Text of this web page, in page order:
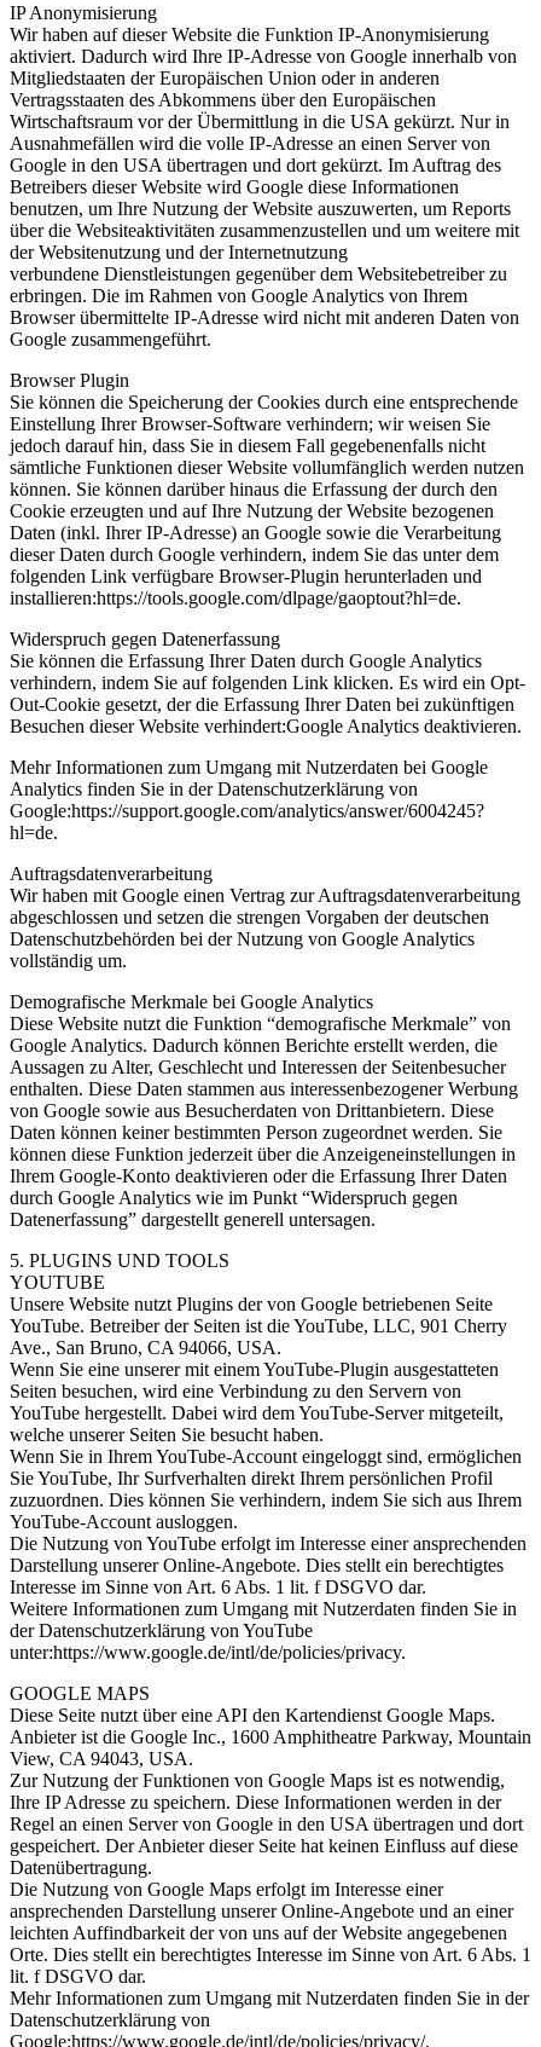
IP Anonymisierung
Wir haben auf dieser Website die Funktion IP-Anonymisierung
aktiviert. Dadurch wird Ihre IP-Adresse von Google innerhalb von
Mitgliedstaaten der Europäischen Union oder in anderen
Vertragsstaaten des Abkommens über den Europäischen
Wirtschaftsraum vor der Übermittlung in die USA gekürzt. Nur in
Ausnahmefällen wird die volle IP-Adresse an einen Server von
Google in den USA übertragen und dort gekürzt. Im Auftrag des
Betreibers dieser Website wird Google diese Informationen
benutzen, um Ihre Nutzung der Website auszuwerten, um Reports
über die Websiteaktivitäten zusammenzustellen und um weitere mit
der Websitenutzung und der Internetnutzung
verbundene Dienstleistungen gegenüber dem Websitebetreiber zu
erbringen. Die im Rahmen von Google Analytics von Ihrem
Browser übermittelte IP-Adresse wird nicht mit anderen Daten von
Google zusammengeführt.
Browser Plugin
Sie können die Speicherung der Cookies durch eine entsprechende
Einstellung Ihrer Browser-Software verhindern; wir weisen Sie
jedoch darauf hin, dass Sie in diesem Fall gegebenenfalls nicht
sämtliche Funktionen dieser Website vollumfänglich werden nutzen
können. Sie können darüber hinaus die Erfassung der durch den
Cookie erzeugten und auf Ihre Nutzung der Website bezogenen
Daten (inkl. Ihrer IP-Adresse) an Google sowie die Verarbeitung
dieser Daten durch Google verhindern, indem Sie das unter dem
folgenden Link verfügbare Browser-Plugin herunterladen und
installieren:https://tools.google.com/dlpage/gaoptout?hl=de.
Widerspruch gegen Datenerfassung
Sie können die Erfassung Ihrer Daten durch Google Analytics
verhindern, indem Sie auf folgenden Link klicken. Es wird ein Opt-
Out-Cookie gesetzt, der die Erfassung Ihrer Daten bei zukünftigen
Besuchen dieser Website verhindert:Google Analytics deaktivieren.
Mehr Informationen zum Umgang mit Nutzerdaten bei Google
Analytics finden Sie in der Datenschutzerklärung von
Google:https://support.google.com/analytics/answer/6004245?
hl=de.
Auftragsdatenverarbeitung
Wir haben mit Google einen Vertrag zur Auftragsdatenverarbeitung
abgeschlossen und setzen die strengen Vorgaben der deutschen
Datenschutzbehörden bei der Nutzung von Google Analytics
vollständig um.
Demografische Merkmale bei Google Analytics
Diese Website nutzt die Funktion “demografische Merkmale” von
Google Analytics. Dadurch können Berichte erstellt werden, die
Aussagen zu Alter, Geschlecht und Interessen der Seitenbesucher
enthalten. Diese Daten stammen aus interessenbezogener Werbung
von Google sowie aus Besucherdaten von Drittanbietern. Diese
Daten können keiner bestimmten Person zugeordnet werden. Sie
können diese Funktion jederzeit über die Anzeigeneinstellungen in
Ihrem Google-Konto deaktivieren oder die Erfassung Ihrer Daten
durch Google Analytics wie im Punkt “Widerspruch gegen
Datenerfassung” dargestellt generell untersagen.
5. PLUGINS UND TOOLS
YOUTUBE
Unsere Website nutzt Plugins der von Google betriebenen Seite
YouTube. Betreiber der Seiten ist die YouTube, LLC, 901 Cherry
Ave., San Bruno, CA 94066, USA.
Wenn Sie eine unserer mit einem YouTube-Plugin ausgestatteten
Seiten besuchen, wird eine Verbindung zu den Servern von
YouTube hergestellt. Dabei wird dem YouTube-Server mitgeteilt,
welche unserer Seiten Sie besucht haben.
Wenn Sie in Ihrem YouTube-Account eingeloggt sind, ermöglichen
Sie YouTube, Ihr Surfverhalten direkt Ihrem persönlichen Profil
zuzuordnen. Dies können Sie verhindern, indem Sie sich aus Ihrem
YouTube-Account ausloggen.
Die Nutzung von YouTube erfolgt im Interesse einer ansprechenden
Darstellung unserer Online-Angebote. Dies stellt ein berechtigtes
Interesse im Sinne von Art. 6 Abs. 1 lit. f DSGVO dar.
Weitere Informationen zum Umgang mit Nutzerdaten finden Sie in
der Datenschutzerklärung von YouTube
unter:https://www.google.de/intl/de/policies/privacy.
GOOGLE MAPS
Diese Seite nutzt über eine API den Kartendienst Google Maps.
Anbieter ist die Google Inc., 1600 Amphitheatre Parkway, Mountain
View, CA 94043, USA.
Zur Nutzung der Funktionen von Google Maps ist es notwendig,
Ihre IP Adresse zu speichern. Diese Informationen werden in der
Regel an einen Server von Google in den USA übertragen und dort
gespeichert. Der Anbieter dieser Seite hat keinen Einfluss auf diese
Datenübertragung.
Die Nutzung von Google Maps erfolgt im Interesse einer
ansprechenden Darstellung unserer Online-Angebote und an einer
leichten Auffindbarkeit der von uns auf der Website angegebenen
Orte. Dies stellt ein berechtigtes Interesse im Sinne von Art. 6 Abs. 1
lit. f DSGVO dar.
Mehr Informationen zum Umgang mit Nutzerdaten finden Sie in der
Datenschutzerklärung von
Google:https://www.google.de/intl/de/policies/privacy/.